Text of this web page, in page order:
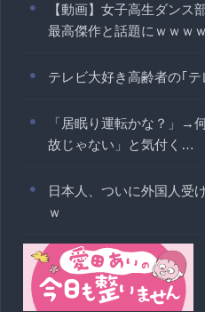
【動画】女子高生ダン
最高傑作と話題にｗｗｗｗ
テレビ大好き高齢者の｢
「居眠り運転かな？」→
故じゃない」と気付く…
日本人、ついに外国人受
ｗ